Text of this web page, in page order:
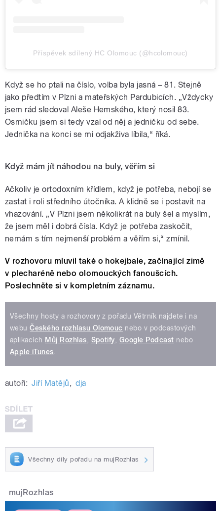
Příspěvek sdílený HC Olomouc (@hcolomouc)
Když se ho ptali na číslo, volba byla jasná – 81. Stejně
jako předtím v Plzni a mateřských Pardubicích. „Vždycky
jsem rád sledoval Aleše Hemského, který nosil 83.
Osmičku jsem si tedy vzal od něj a jedničku od sebe.
Jednička na konci se mi odjakživa líbila,“ říká.
Když mám jít náhodou na buly, věřím si
Ačkoliv je ortodoxním křídlem, když je potřeba, nebojí se
zastat i roli středního útočníka. A klidně se i postavit na
vhazování. „V Plzni jsem několikrát na buly šel a myslím,
že jsem měl i dobrá čísla. Když je potřeba zaskočit,
nemám s tím nejmenší problém a věřím si,“ zmínil.
V rozhovoru mluvil také o hokejbale, začínající zimě
v plecharéně nebo olomouckých fanoušcích.
Poslechněte si v kompletním záznamu.
Všechny hosty a rozhovory z pořadu Větrník najdete i na
webuČeského rozhlasu Olomouc nebo v podcastových
aplikacích Můj Rozhlas Spotify Google Podcast nebo
Apple iTunes
autoři: Jiří Matějů, dja
Všechny díly pořadu na mujRozhlas
mujRozhlas